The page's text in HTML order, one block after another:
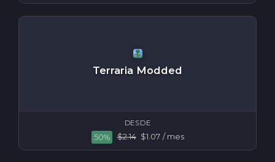
Terraria Modded
DESDE
50% $2.14 $1.07 / mes